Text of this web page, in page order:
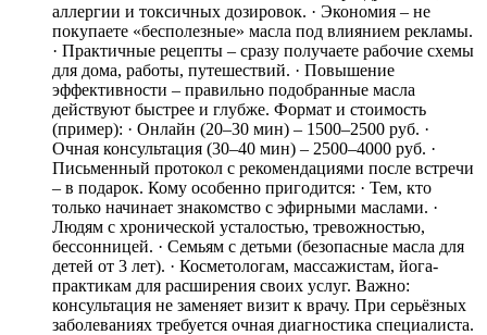
аллергии и токсичных дозировок. · Экономия – не
покупаете «бесполезные» масла под влиянием рекламы.
· Практичные рецепты – сразу получаете рабочие схемы
для дома, работы, путешествий. · Повышение
эффективности – правильно подобранные масла
действуют быстрее и глубже. Формат и стоимость
(пример): · Онлайн (20–30 мин) – 1500–2500 руб. ·
Очная консультация (30–40 мин) – 2500–4000 руб. ·
Письменный протокол с рекомендациями после встречи
– в подарок. Кому особенно пригодится: · Тем, кто
только начинает знакомство с эфирными маслами. ·
Людям с хронической усталостью, тревожностью,
бессонницей. · Семьям с детьми (безопасные масла для
детей от 3 лет). · Косметологам, массажистам, йога-
практикам для расширения своих услуг. Важно:
консультация не заменяет визит к врачу. При серьёзных
заболеваниях требуется очная диагностика специалиста.